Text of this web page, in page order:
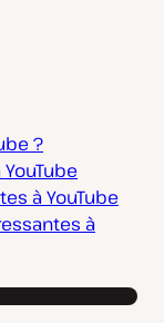
?
à YouTube
à